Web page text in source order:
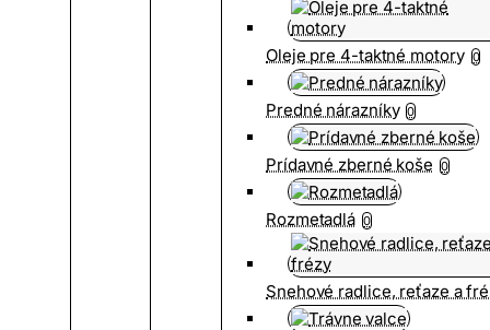
Oleje pre 4-taktné motory 0
Predné nárazníky 0
Prídavné zberné koše 0
Rozmetadlá 0
Snehové radlice, reťaze a